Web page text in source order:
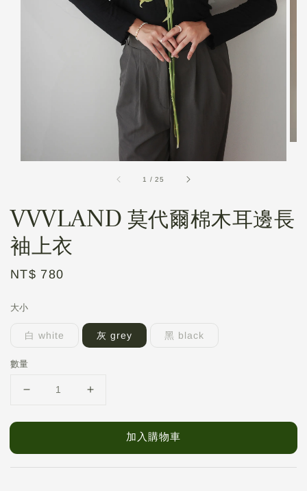
1 /25
VVVLAND 莫代爾棉木耳邊長
袖上衣
Regular
NT$ 780
大小
白 white 灰 grey 黑 black
數量
加入購物車